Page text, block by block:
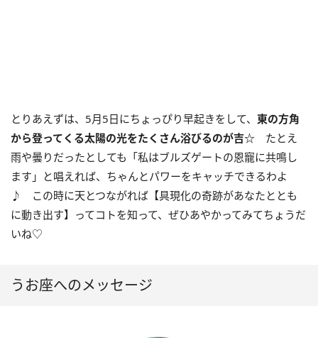
とりあえずは、 5月5日にちょっぴり早起きをして、 東の方角
から登ってくる太陽の光をたくさん浴びるのが吉☆ たとえ
雨や曇りだったとしても「私はブルズゲートの恩寵に共鳴し
ます」と唱えれば、ちゃんとパワーをキャッチできるわよ
♪ この時に天とつながれば【具現化の奇跡があなたととも
に動き出す】ってコトを知って、ぜひあやかってみてちょうだ
いね♡
うお座へのメッセージ